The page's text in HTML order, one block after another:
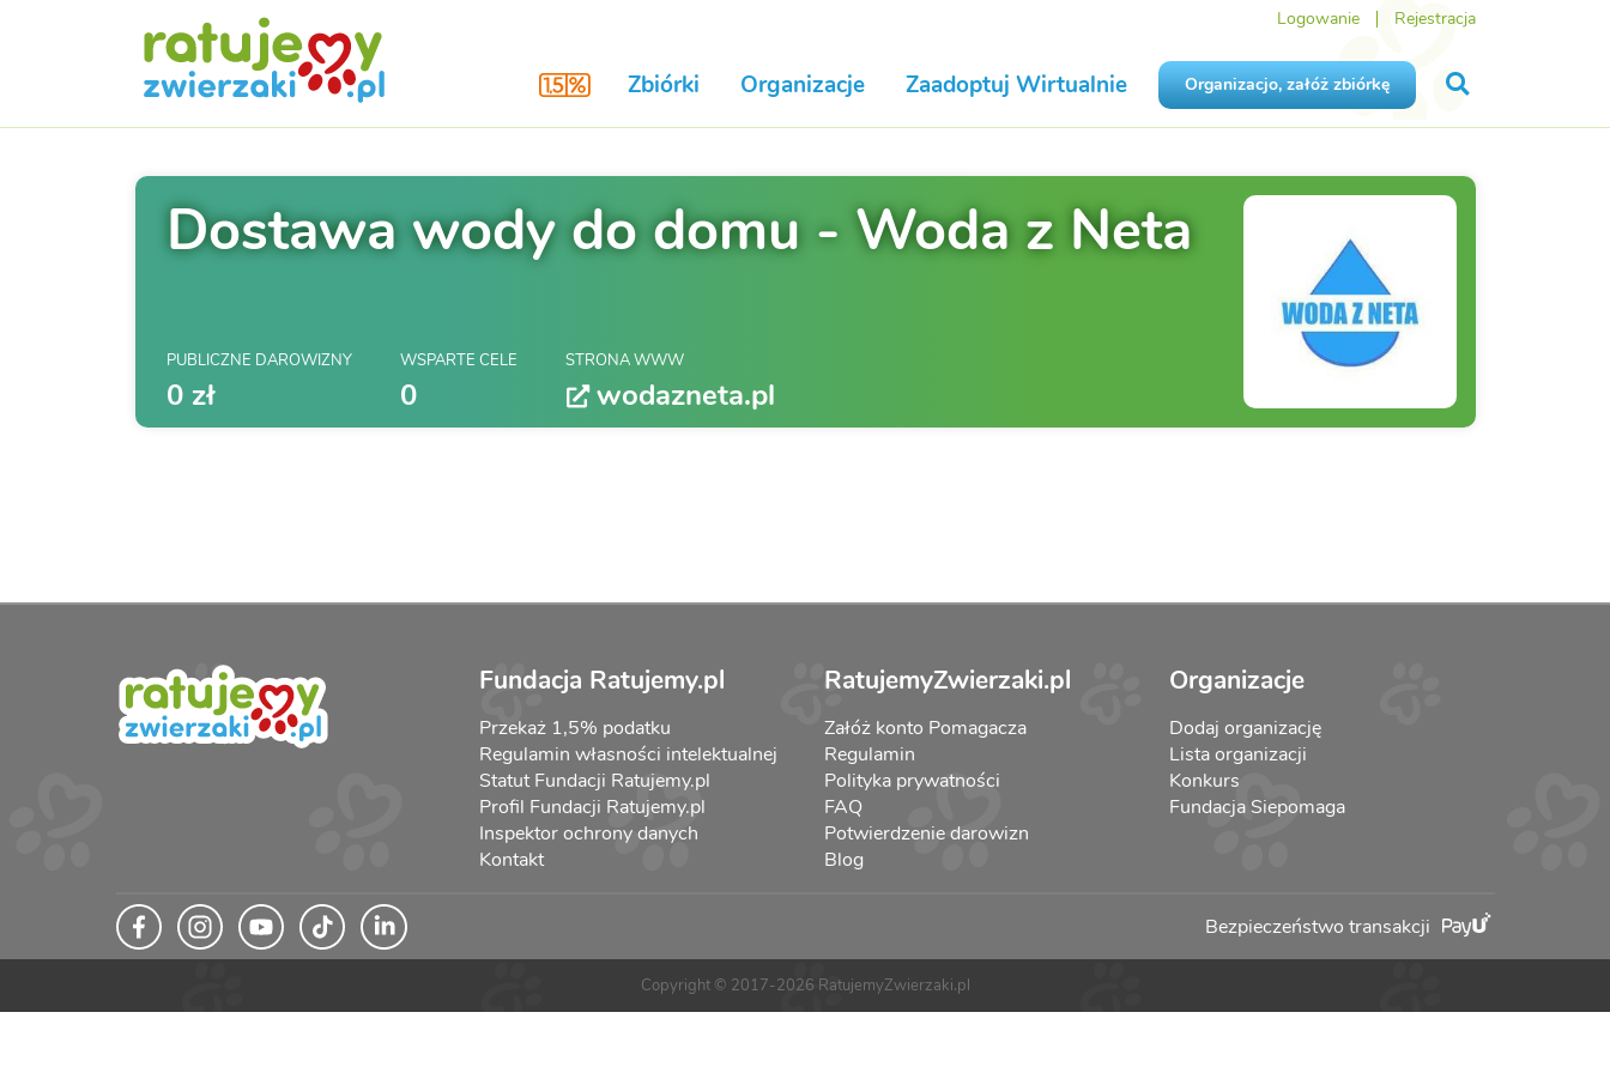
Logowanie Rejestracja
Zbiórki Organizacje Zaadoptuj Wirtualnie Organizacjo, załóż zbiórkę
Dostawa wody do domu - Woda z Neta
PUBLICZNE DAROWIZNY
0 zł
WSPARTE CELE
0
STRONA WWW
wodazneta.pl
Fundacja Ratujemy.pl
Przekaż 1,5% podatku
Regulamin własności intelektualnej
Statut Fundacji Ratujemy.pl
Profil Fundacji Ratujemy.pl
Inspektor ochrony danych
Kontakt
RatujemyZwierzaki.pl
Załóż konto Pomagacza
Regulamin
Polityka prywatności
FAQ
Potwierdzenie darowizn
Blog
Organizacje
Dodaj organizację
Lista organizacji
Konkurs
Fundacja Siepomaga
Bezpieczeństwo transakcji
Copyright © 2017-2026 RatujemyZwierzaki.pl